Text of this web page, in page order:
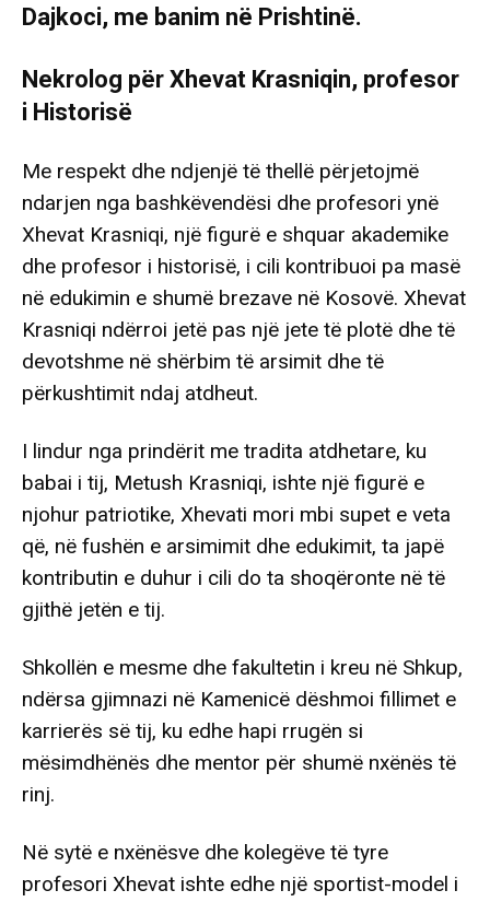
Dajkoci, me banim në Prishtinë.
Nekrolog për Xhevat Krasniqin, profesor
i Historisë
Me respekt dhe ndjenjë të thellë përjetojmë
ndarjen nga bashkëvendësi dhe profesori ynë
Xhevat Krasniqi, një figurë e shquar akademike
dhe profesor i historisë, i cili kontribuoi pa masë
në edukimin e shumë brezave në Kosovë. Xhevat
Krasniqi ndërroi jetë pas një jete të plotë dhe të
devotshme në shërbim të arsimit dhe të
përkushtimit ndaj atdheut.
I lindur nga prindërit me tradita atdhetare, ku
babai i tij, Metush Krasniqi, ishte një figurë e
njohur patriotike, Xhevati mori mbi supet e veta
që, në fushën e arsimimit dhe edukimit, ta japë
kontributin e duhur i cili do ta shoqëronte në të
gjithë jetën e tij.
Shkollën e mesme dhe fakultetin i kreu në Shkup,
ndërsa gjimnazi në Kamenicë dëshmoi fillimet e
karrierës së tij, ku edhe hapi rrugën si
mësimdhënës dhe mentor për shumë nxënës të
rinj.
Në sytë e nxënësve dhe kolegëve të tyre
profesori Xhevat ishte edhe një sportist-model i